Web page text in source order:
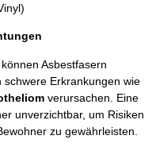
Asbestfasern
Erkrankungen wie
verursachen. Eine
unverzichtbar, um Risiken
zu gewährleisten.